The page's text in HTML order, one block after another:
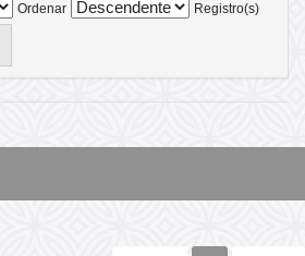
Ordenar
Registro(s)